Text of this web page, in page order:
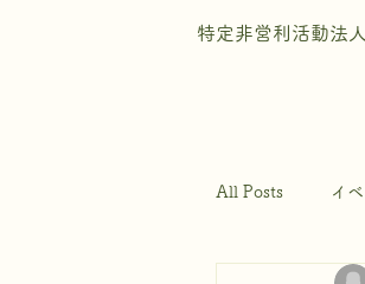
特定非営利活動法
All Posts イ